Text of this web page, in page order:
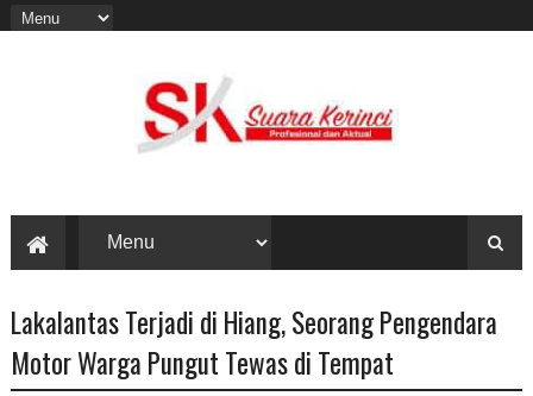
Lakalantas Terjadi di Hiang, Seorang Pengendara
Motor Warga Pungut Tewas di Tempat